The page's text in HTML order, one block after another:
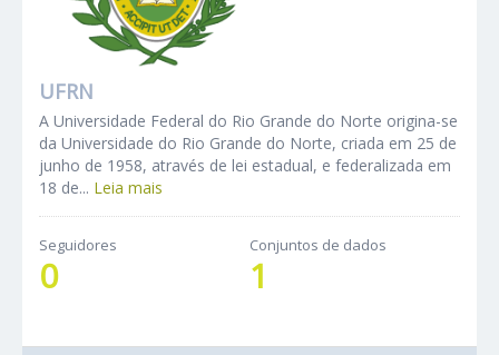
UFRN
A Universidade Federal do Rio Grande do Norte origina-se
da Universidade do Rio Grande do Norte, criada em 25 de
junho de 1958, através de lei estadual, e federalizada em
18 de... Leia mais
Seguidores
0
Conjuntos de dados
1